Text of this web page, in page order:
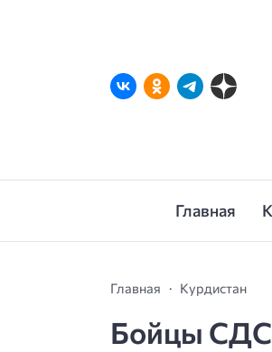
Главная
Главная Курдистан
Бойцы СДС